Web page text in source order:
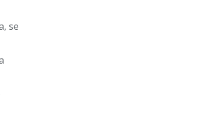
se